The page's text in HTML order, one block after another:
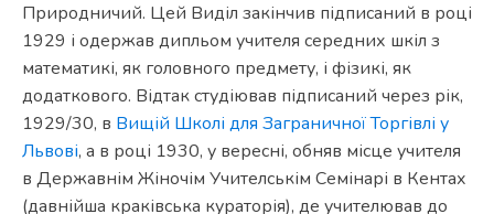
Природничий. Цей Виділ закінчив підписаний в році
1929 і одержав дипльом учителя середних шкіл з
математикі, як головного предмету, і фізикі, як
додаткового. Відтак студіював підписаний через рік,
1929/30, в Вищій Школі для Заграничної Торгівлі у
Львові, а в році 1930, у вересні, обняв місце учителя
в Державнім Жіночім Учителськім Семінарі в Кентах
(давнійша краківська кураторія), де учителював до